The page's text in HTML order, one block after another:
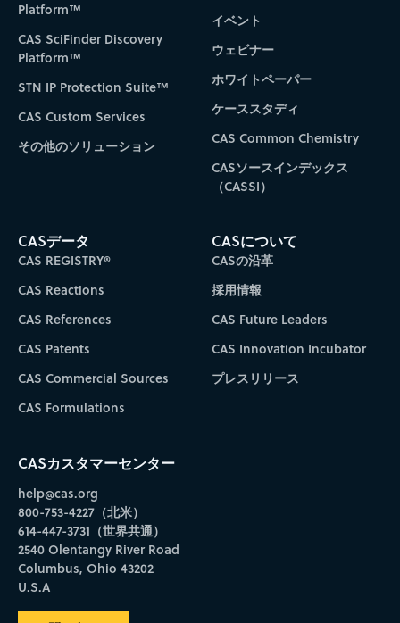
Platform™
CAS SciFinder Discovery
Platform™
STN IP Protection Suite™
CAS Custom Services
その他のソリューション
イベント
ウェビナー
ホワイトペーパー
ケーススタディ
CAS Common Chemistry
CASソースインデックス
（CASSI）
CASデータ
CAS REGISTRY®
CAS Reactions
CAS References
CAS Patents
CAS Commercial Sources
CAS Formulations
CASについて
CASの沿革
採用情報
CAS Future Leaders
CAS Innovation Incubator
プレスリリース
CASカスタマーセンター
help@cas.org
800-753-4227（北米）
614-447-3731（世界共通）
2540 Olentangy River Road
Columbus, Ohio 43202
U.S.A